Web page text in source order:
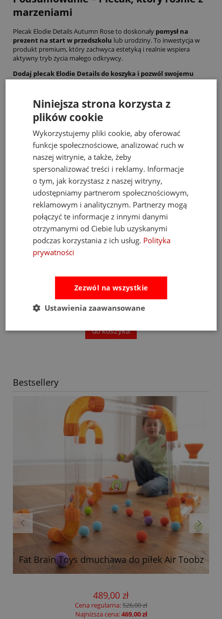
marzeniami
Plecak Elodie Details Autumn Rose to doskonały pomysł na
prezent na start w przedszkolu lub urodziny. To inwestycja w
produkt premium, który zachwyca estetyką i realnie wspiera
aktywny tryb życia małego odkrywcy.
Dodaj plecak Elodie Details do koszyka i pozwól swojemu
dziecku wyruszyć w drogę z klasą!
Zobacz także
-15%
Little Dutch Plecak Dziecięcy do
Safari
100,00 zł
do koszyka
Bestsellery
Fat Brain Toys dmuchawa do piłek Air Toobz
489,00 zł
Cena regularna:526,00 zł
Najniższa cena:469,00 zł
Niniejsza strona korzysta z
plików cookie
Wykorzystujemy pliki cookie, aby oferować
funkcje społecznościowe, analizować ruch w
naszej witrynie, a także, żeby
spersonalizować treści i reklamy. Informacje
o tym, jak korzystasz z naszej witryny,
udostępniamy partnerom społecznościowym,
reklamowym i analitycznym. Partnerzy mogą
połączyć te informacje z innymi danymi
otrzymanymi od Ciebie lub uzyskanymi
podczas korzystania z ich usług. Polityka
prywatności
Zezwól na wszystkie
Ustawienia zaawansowane